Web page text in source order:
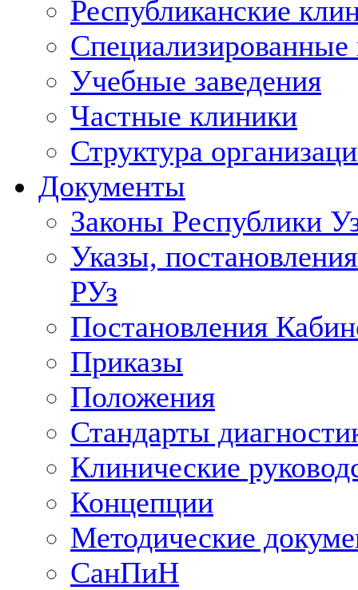
Республиканские
Учебные заведения
Частные клиники
Структура
Документы
Законы Республики
Указы,
РУз
Постановления
Приказы
Положения
Стандарты
Клинические
Концепции
Методические
СанПиН